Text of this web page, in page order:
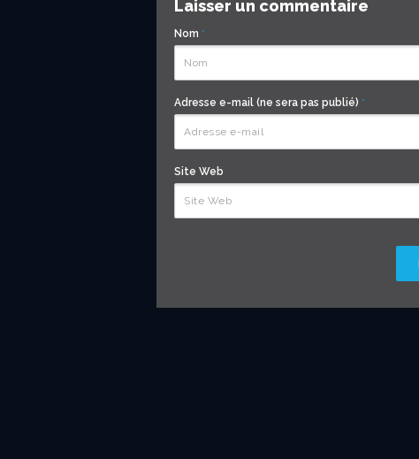
Laisser un commentaire
Nom *
Adresse e-mail (ne sera pas publié) *
Site Web